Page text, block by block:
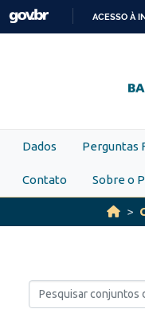
Skip to main content
ACESSO À
Dados Perguntas
Contato Sobre o